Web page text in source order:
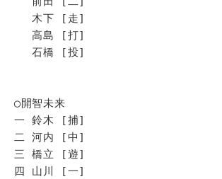
木下 [走]
高島 [打]
石橋 [投]
◯開智未来
一 鈴木 [捕]
二 河内 [中]
三 橋立 [遊]
四 山川 [一]